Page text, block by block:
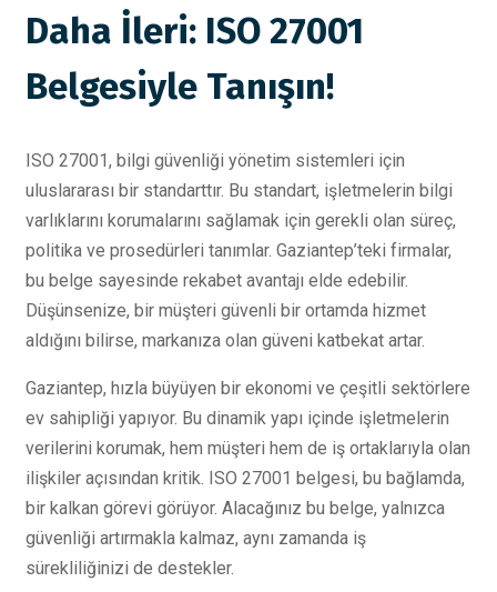
Daha İleri: ISO 27001
Belgesiyle Tanışın!
ISO 27001, bilgi güvenliği yönetim sistemleri için
uluslararası bir standarttır. Bu standart, işletmelerin bilgi
varlıklarını korumalarını sağlamak için gerekli olan süreç,
politika ve prosedürleri tanımlar. Gaziantep’teki firmalar,
bu belge sayesinde rekabet avantajı elde edebilir.
Düşünsenize, bir müşteri güvenli bir ortamda hizmet
aldığını bilirse, markanıza olan güveni katbekat artar.
Gaziantep, hızla büyüyen bir ekonomi ve çeşitli sektörlere
ev sahipliği yapıyor. Bu dinamik yapı içinde işletmelerin
verilerini korumak, hem müşteri hem de iş ortaklarıyla olan
ilişkiler açısından kritik. ISO 27001 belgesi, bu bağlamda,
bir kalkan görevi görüyor. Alacağınız bu belge, yalnızca
güvenliği artırmakla kalmaz, aynı zamanda iş
sürekliliğinizi de destekler.